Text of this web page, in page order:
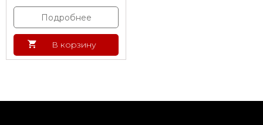
Подробнее
В корзину